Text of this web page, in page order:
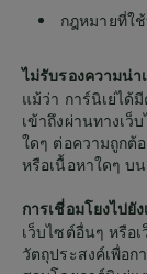
กฎหมายที่ใ
ไม่รับรองความน่า
แม้ว่า การ์นิเย่ได้
เข้าถึงผ่านทางเว็
ใดๆ ต่อความถูกต้
หรือเนื้อหาใดๆ บ
การเชี่อมโยงไปยั
เว็บไซต์อื่นๆ หรือ
วัตถุประสงค์เพื่อก